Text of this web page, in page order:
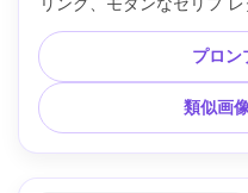
報階層を備えた垂直ポス
要素、ソフト キーを備え
Sony A7R V、50mm、ミ
いた洗練されたムード、
点、高解像度、印刷可能
プロン
類似画